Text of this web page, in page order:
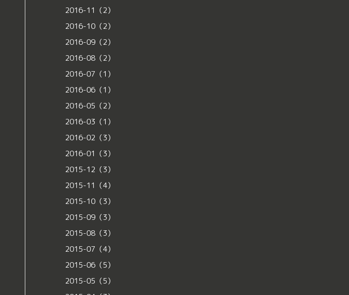
2016-11（2）
2016-10（2）
2016-09（2）
2016-08（2）
2016-07（1）
2016-06（1）
2016-05（2）
2016-03（1）
2016-02（3）
2016-01（3）
2015-12（3）
2015-11（4）
2015-10（3）
2015-09（3）
2015-08（3）
2015-07（4）
2015-06（5）
2015-05（5）